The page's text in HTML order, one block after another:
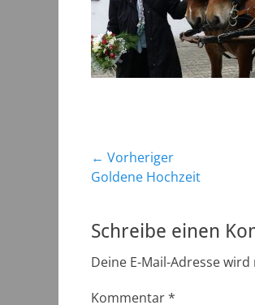
← Vorheriger
Vorheriger
Goldene Hochzeit
Schreibe einen
Deine E-Mail-Adresse
Kommentar*